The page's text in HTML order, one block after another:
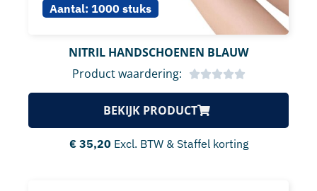
Aantal: 1000 stuks
NITRIL HANDSCHOENEN BLAUW
Product waardering:
BEKIJK PRODUCT
€35,20 Excl. BTW & Staffel korting